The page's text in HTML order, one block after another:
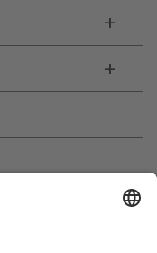
+
+